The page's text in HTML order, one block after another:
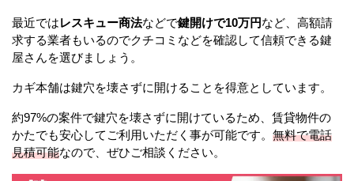
最近ではレスキュー商法などで鍵開けで10万円など、高額請
求する業者もいるのでクチコミなどを確認して信頼できる鍵
屋さんを選びましょう。
カギ本舗は鍵穴を壊さずに開けることを得意としています。
約97%の案件で鍵穴を壊さずに開けているため、賃貸物件の
かたでも安心してご利用いただく事が可能です。 無料で電話
見積可能なので、ぜひご相談ください。